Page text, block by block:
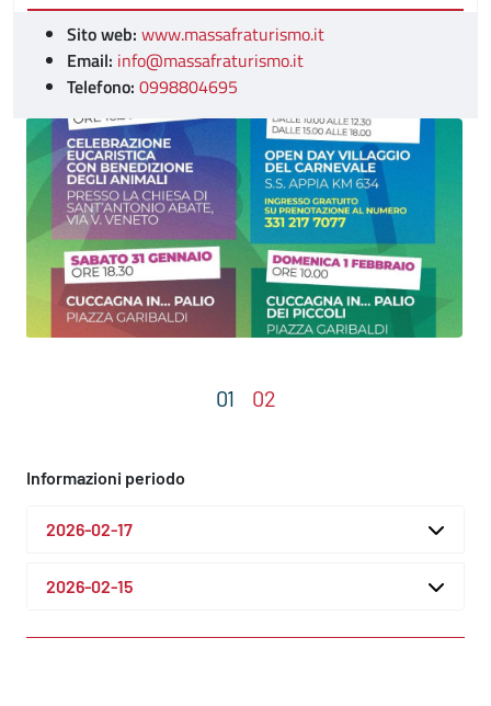
Sito web: www.massafraturismo.it
Email: info@massafraturismo.it
Telefono: 0998804695
Informazioni periodo
2026-02-17
2026-02-15